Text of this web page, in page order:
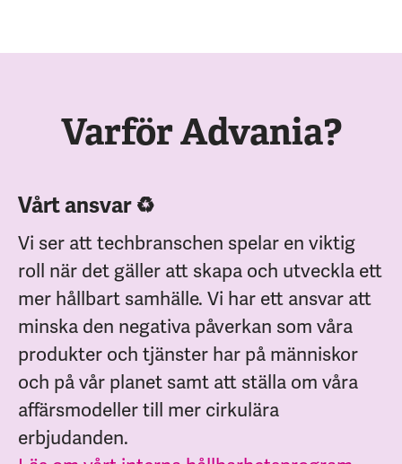
Varför Advania?
Vårt ansvar ♻️
Vi ser att techbranschen spelar en viktig
roll när det gäller att skapa och utveckla ett
mer hållbart samhälle. Vi har ett ansvar att
minska den negativa påverkan som våra
produkter och tjänster har på människor
och på vår planet samt att ställa om våra
affärsmodeller till mer cirkulära
erbjudanden.